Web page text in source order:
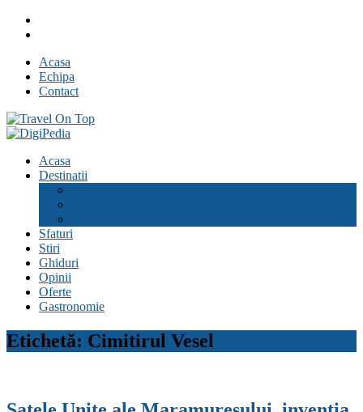
Skip
Acasa
Echipa
Contact
Acasa
Destinatii
Sfaturi
Stiri
Ghiduri
Opinii
Oferte
Gastronomie
Etichetă: Cimitirul Vesel